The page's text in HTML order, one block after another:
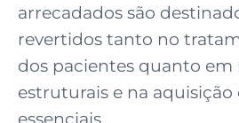
arrecadados são
revertidos tanto no
dos pacientes quanto em
estruturais e na
essenciais.